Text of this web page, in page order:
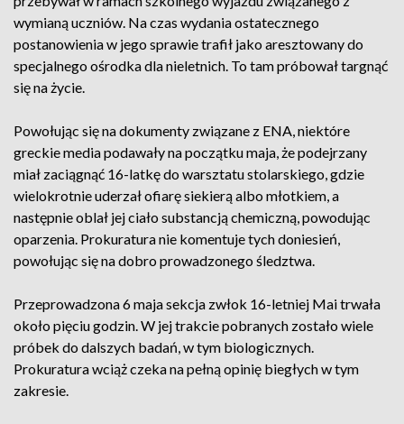
wymianą uczniów. Na czas wydania ostatecznego
postanowienia w jego sprawie trafił jako aresztowany do
specjalnego ośrodka dla nieletnich. To tam próbował targnąć
się na życie.
Powołując się na dokumenty związane z ENA, niektóre
greckie media podawały na początku maja, że podejrzany
miał zaciągnąć 16-latkę do warsztatu stolarskiego, gdzie
wielokrotnie uderzał ofiarę siekierą albo młotkiem, a
następnie oblał jej ciało substancją chemiczną, powodując
oparzenia. Prokuratura nie komentuje tych doniesień,
powołując się na dobro prowadzonego śledztwa.
Przeprowadzona 6 maja sekcja zwłok 16-letniej Mai trwała
około pięciu godzin. W jej trakcie pobranych zostało wiele
próbek do dalszych badań, w tym biologicznych.
Prokuratura wciąż czeka na pełną opinię biegłych w tym
zakresie.